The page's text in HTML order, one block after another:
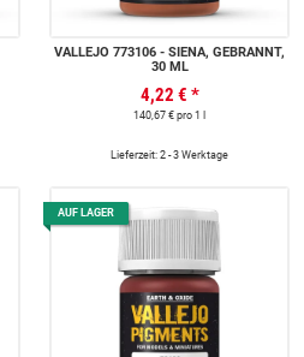
VALLEJO 773106 - SIENA, GEBRANNT,
30 ML
4,22 € *
140,67 € pro 1 l
Lieferzeit: 2 - 3 Werktage
AUF LAGER